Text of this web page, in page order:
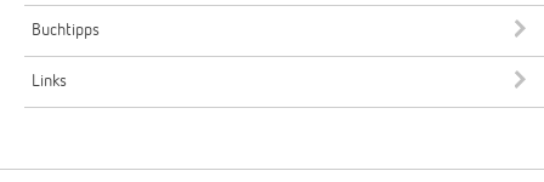
Buchtipps
Links